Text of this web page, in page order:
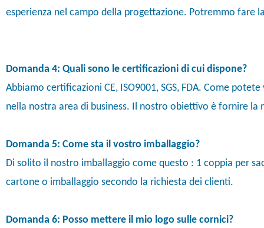
esperienza nel campo della progettazione. Potremmo fare
Domanda 4: Quali sono le certificazioni di cui dispone?
Abbiamo certificazioni CE, ISO9001, SGS, FDA. Come
nella nostra area di business. Il nostro obiettivo è fornire
Domanda 5: Come sta il vostro imballaggio?
Di solito il nostro imballaggio come questo : 1 coppia per
cartone o imballaggio secondo la richiesta dei clienti.
Domanda 6: Posso mettere il mio logo sulle cornici?